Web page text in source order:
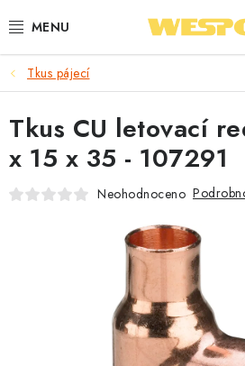
na
ARMATURY PRO TOPENÍ A VODU
TOPENÍ A OHŘEV VODY
TVAROVKY A TRUBKY
⭐ NEJLÉPE HODNOCENÉ
Tkus pájecí
Tkus CU letovací
x 15 x 35 - 107291
Neohodnoceno